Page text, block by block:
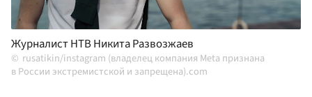
Журналист НТВ Никита Развозжаев
rusatikin/instagram (владелец компания Meta признана
в России экстремистской и запрещена).com